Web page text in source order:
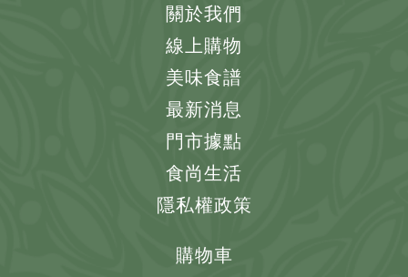
關於我們
線上購物
美味食譜
最新消息
門市據點
食尚生活
隱私權政策
購物車